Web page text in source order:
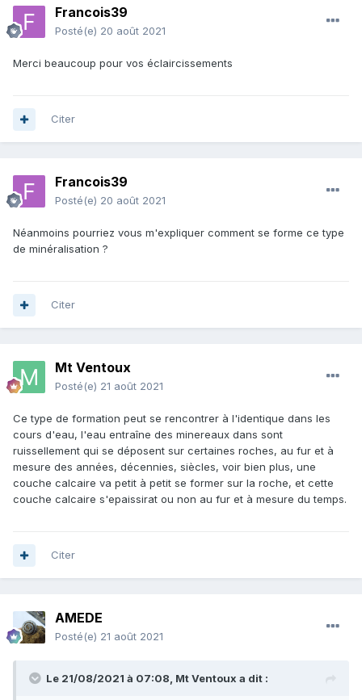
Francois39
Posté(e) 20 août 2021
Merci beaucoup pour vos éclaircissements
Citer
Francois39
Posté(e) 20 août 2021
Néanmoins pourriez vous m'expliquer comment se forme ce type
de minéralisation ?
Citer
Mt Ventoux
Posté(e) 21 août 2021
Ce type de formation peut se rencontrer à l'identique dans les
cours d'eau, l'eau entraîne des minereaux dans sont
ruissellement qui se déposent sur certaines roches, au fur et à
mesure des années, décennies, siècles, voir bien plus, une
couche calcaire va petit à petit se former sur la roche, et cette
couche calcaire s'epaissirat ou non au fur et à mesure du temps.
Citer
AMEDE
Posté(e) 21 août 2021
Le 21/08/2021 à 07:08, Mt Ventoux a dit :